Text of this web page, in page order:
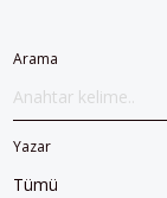
Arama
Yazar
Tümü